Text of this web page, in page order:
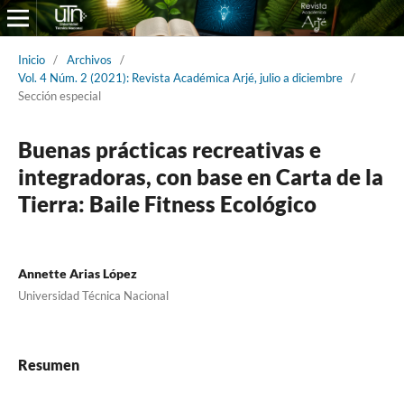
Inicio / Archivos
/
Vol. 4 Núm. 2 (2021): Revista Académica Arjé, julio a diciembre /
Sección especial
Buenas prácticas recreativas e
integradoras, con base en Carta de la
Tierra: Baile Fitness Ecológico
Annette Arias López
Universidad Técnica Nacional
Resumen